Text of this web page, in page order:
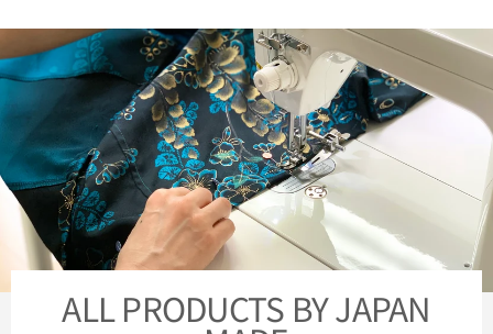
ALL PRODUCTS BY JAPAN